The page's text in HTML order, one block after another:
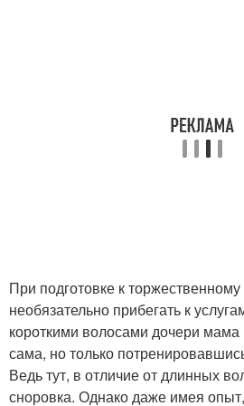
При подготовке к
необязательно прибегать к
короткими волосами дочери мама
сама, но только
Ведь тут, в отличие от длинных
сноровка. Однако даже имея опыт,